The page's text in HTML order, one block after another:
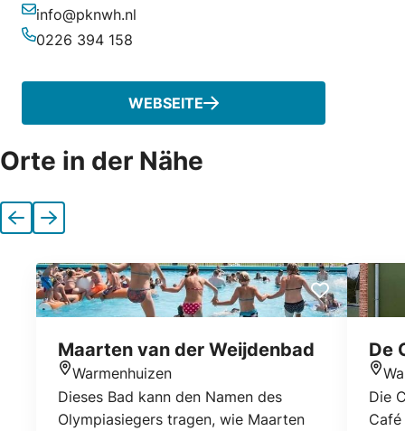
E-Mail-Adresse
info@pknwh.nl
0226 394 158
WEBSEITE
Orte in der Nähe
VorherigeNächste
Maarten van der Weijdenbad
Warmenhuizen
Dieses Bad kann den Namen des
Olympiasiegers tragen, wie Maarten
De
Die